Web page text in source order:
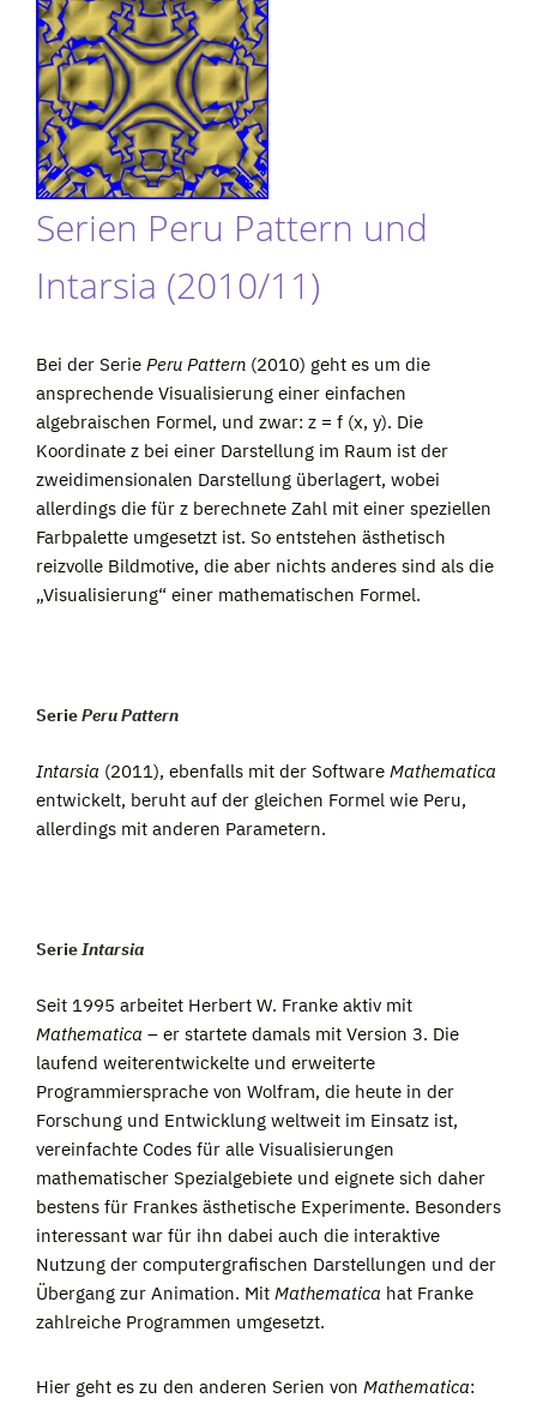
Serien Peru Pattern und
Intarsia (2010/11)
Bei der Serie Peru Pattern (2010) geht es um die
ansprechende Visualisierung einer einfachen
algebraischen Formel, und zwar: z = f (x, y). Die
Koordinate z bei einer Darstellung im Raum ist der
zweidimensionalen Darstellung überlagert, wobei
allerdings die für z berechnete Zahl mit einer speziellen
Farbpalette umgesetzt ist. So entstehen ästhetisch
reizvolle Bildmotive, die aber nichts anderes sind als die
„Visualisierung“ einer mathematischen Formel.
SeriePeru Pattern
Intarsia (2011), ebenfalls mit der Software Mathematica
entwickelt, beruht auf der gleichen Formel wie Peru,
allerdings mit anderen Parametern.
SerieIntarsia
Seit 1995 arbeitet Herbert W. Franke aktiv mit
Mathematica – er startete damals mit Version 3. Die
laufend weiterentwickelte und erweiterte
Programmiersprache von Wolfram, die heute in der
Forschung und Entwicklung weltweit im Einsatz ist,
vereinfachte Codes für alle Visualisierungen
mathematischer Spezialgebiete und eignete sich daher
bestens für Frankes ästhetische Experimente. Besonders
interessant war für ihn dabei auch die interaktive
Nutzung der computergrafischen Darstellungen und der
Übergang zur Animation. Mit Mathematica hat Franke
zahlreiche Programmen umgesetzt.
Hier geht es zu den anderen Serien von Mathematica: